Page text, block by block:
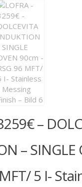
–
– SINGLE
5 I-